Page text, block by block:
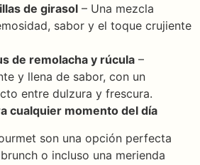
de girasol – Una mezcla
sabor y el toque crujiente
de remolacha y rúcula –
y llena de sabor, con un
entre dulzura y frescura.
cualquier momento del día
son una opción perfecta
o incluso una merienda